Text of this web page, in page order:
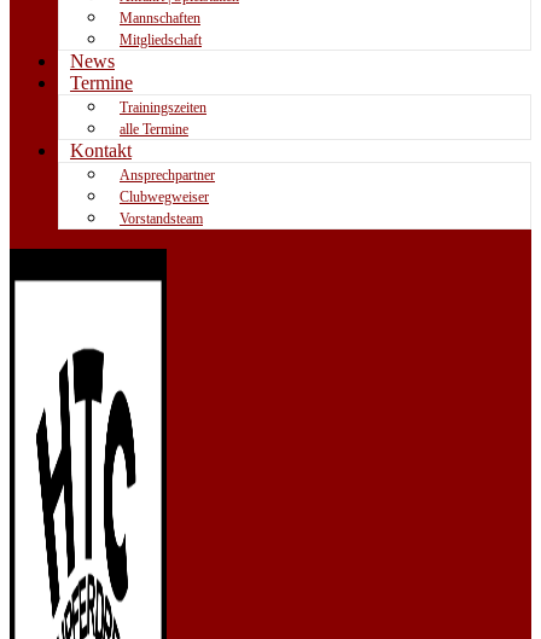
Mannschaften
Mitgliedschaft
News
Termine
Trainingszeiten
alle Termine
Kontakt
Ansprechpartner
Clubwegweiser
Vorstandsteam